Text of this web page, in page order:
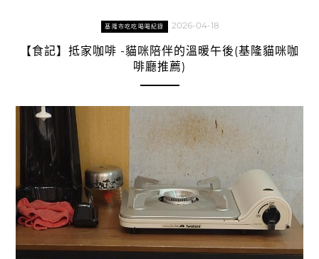
基隆市吃吃喝喝紀錄 2026-04-18
【食記】抵家咖啡 -貓咪陪伴的溫暖午後(基隆貓咪咖
啡廳推薦)